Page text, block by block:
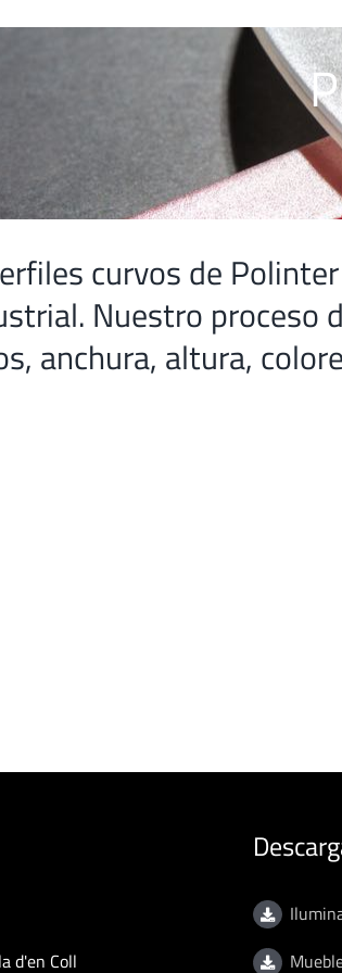
curvos de
Nuestro proceso
anchura, altura,
d'en Coll